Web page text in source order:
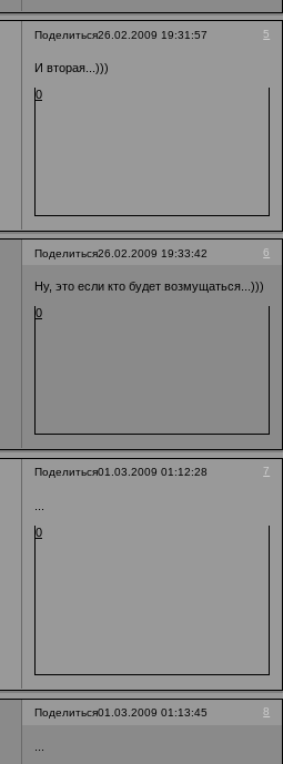
Поделиться 5
26.02.2009 19:31:57
И вторая...)))
0
Поделиться 6
26.02.2009 19:33:42
Ну, это если кто будет возмущаться...)))
0
Поделиться 7
01.03.2009 01:12:28
0
Поделиться 8
01.03.2009 01:13:45